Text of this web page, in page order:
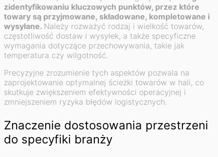
zidentyfikowaniu kluczowych punktów, przez które
towary są przyjmowane, składowane, kompletowane i
wysyłane. Należy rozważyć rodzaj i wielkość towarów,
częstotliwość dostaw i wysyłek, a także specyficzne
wymagania dotyczące przechowywania, takie jak
temperatura czy wilgotność.
Precyzyjne zrozumienie tych aspektów pozwala na
zaprojektowanie optymalnej ścieżki towarów w hali, co
skutkuje zwiększeniem efektywności operacyjnej i
zmniejszeniem ryzyka błędów logistycznych.
Znaczenie dostosowania przestrzeni
do specyfiki branży